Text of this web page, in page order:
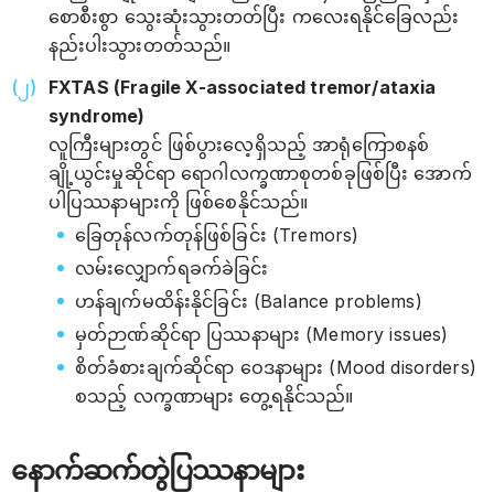
စောစီးစွာ သွေးဆုံးသွားတတ်ပြီး ကလေးရနိုင်ခြေလည်း
နည်းပါးသွားတတ်သည်။
FXTAS (Fragile X-associated tremor/ataxia
syndrome)
လူကြီးများတွင် ဖြစ်ပွားလေ့ရှိသည့် အာရုံကြောစနစ်
ချို့ယွင်းမှုဆိုင်ရာ ရောဂါလက္ခဏာစုတစ်ခုဖြစ်ပြီး အောက်
ပါပြဿနာများကို ဖြစ်စေနိုင်သည်။
ခြေတုန်လက်တုန်ဖြစ်ခြင်း (Tremors)
လမ်းလျှောက်ရခက်ခဲခြင်း
ဟန်ချက်မထိန်းနိုင်ခြင်း (Balance problems)
မှတ်ဉာဏ်ဆိုင်ရာ ပြဿနာများ (Memory issues)
စိတ်ခံစားချက်ဆိုင်ရာ ဝေဒနာများ (Mood disorders)
စသည့် လက္ခဏာများ တွေ့ရနိုင်သည်။
နောက်ဆက်တွဲပြဿနာများ